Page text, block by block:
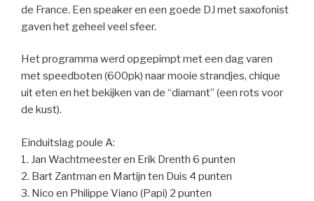
de France. Een speaker en een goede DJ met saxofonist
gaven het geheel veel sfeer.
Het programma werd opgepimpt met een dag varen
met speedboten (600pk) naar mooie strandjes, chique
uit eten en het bekijken van de “diamant” (een rots voor
de kust).
Einduitslag poule A:
1. Jan Wachtmeester en Erik Drenth 6 punten
2. Bart Zantman en Martijn ten Duis 4 punten
3. Nico en Philippe Viano (Papi) 2 punten